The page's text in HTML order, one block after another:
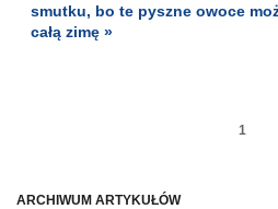
ARCHIWUM ARTYKUŁÓW
smutku, bo te pyszne owoce
całą zimę »
1